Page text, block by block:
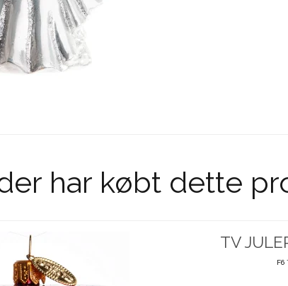
har købt dette
TV
F6